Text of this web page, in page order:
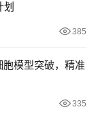
385
模型突破，精准
335